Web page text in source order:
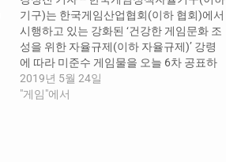
기구)는 한국게임산업협회(이하 협회)에서
시행하고 있는 강화된 ‘건강한 게임문화 조
성을 위한 자율규제(이하 자율규제)’ 강령
에 따라 미준수 게임물을 오늘 6차 공표하
였다. 강령은 확률형 아이템 결과물에 대
해 개별 확률을 공개하도록 하고 있으며, 확
2019년 5월 24일
"게임"에서